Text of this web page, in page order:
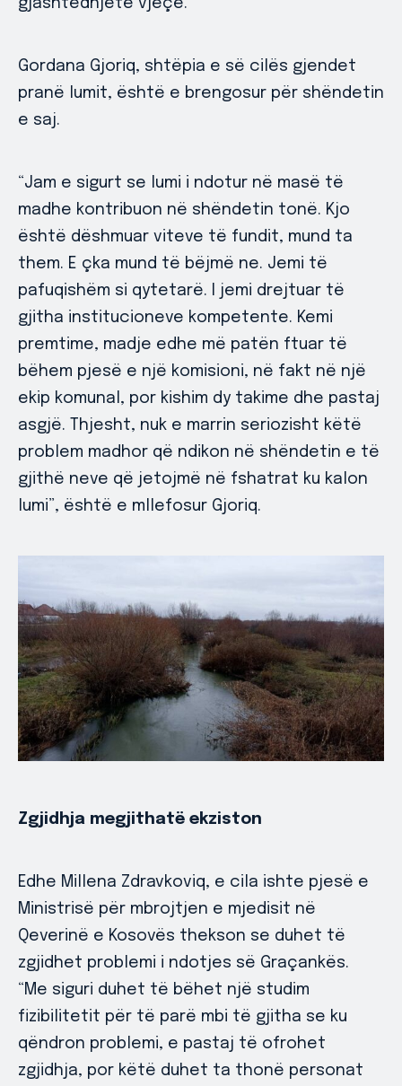
Gordana Gjoriq, shtëpia e së cilës gjendet
pranë lumit, është e brengosur për shëndetin
e saj.
“Jam e sigurt se lumi i ndotur në masë të
madhe kontribuon në shëndetin tonë. Kjo
është dëshmuar viteve të fundit, mund ta
them. E çka mund të bëjmë ne. Jemi të
pafuqishëm si qytetarë. I jemi drejtuar të
gjitha institucioneve kompetente. Kemi
premtime, madje edhe më patën ftuar të
bëhem pjesë e një komisioni, në fakt në një
ekip komunal, por kishim dy takime dhe pastaj
asgjë. Thjesht, nuk e marrin seriozisht këtë
problem madhor që ndikon në shëndetin e të
gjithë neve që jetojmë në fshatrat ku kalon
lumi”, është e mllefosur Gjoriq.
Zgjidhja megjithatë ekziston
Edhe Millena Zdravkoviq, e cila ishte pjesë e
Ministrisë për mbrojtjen e mjedisit në
Qeverinë e Kosovës thekson se duhet të
zgjidhet problemi i ndotjes së Graçankës.
“Me siguri duhet të bëhet një studim
fizibilitetit për të parë mbi të gjitha se ku
qëndron problemi, e pastaj të ofrohet
zgjidhja, por këtë duhet ta thonë personat